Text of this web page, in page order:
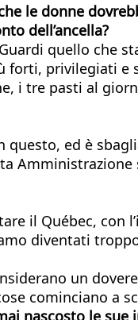
le donne
dell’ancella?
quello che
forti, privilegiati e
i tre pasti al
ed è
il Québec, con
diventati
un
cominciano a
nascosto le sue